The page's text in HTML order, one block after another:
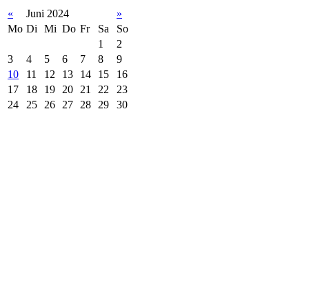
« Juni 2024
»
Mo Di Mi Do Fr Sa
So
1
2
3
4 5 6 7 8
9
10
11 12 13 14 15
16
17
18 19 20 21 22
23
24
25 26 27 28 29 30